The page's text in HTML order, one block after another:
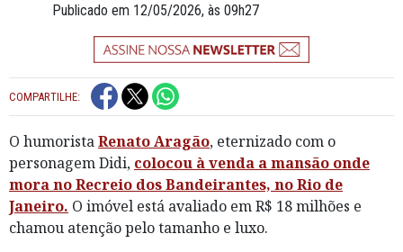
Publicado em 12/05/2026, às 09h27
COMPARTILHE:
O humoristaRenato Aragão, eternizado com o
personagem Didi, colocou à venda a mansão onde
mora no Recreio dos Bandeirantes, no Rio de
Janeiro. O imóvel está avaliado em R$ 18 milhões e
chamou atenção pelo tamanho e luxo.